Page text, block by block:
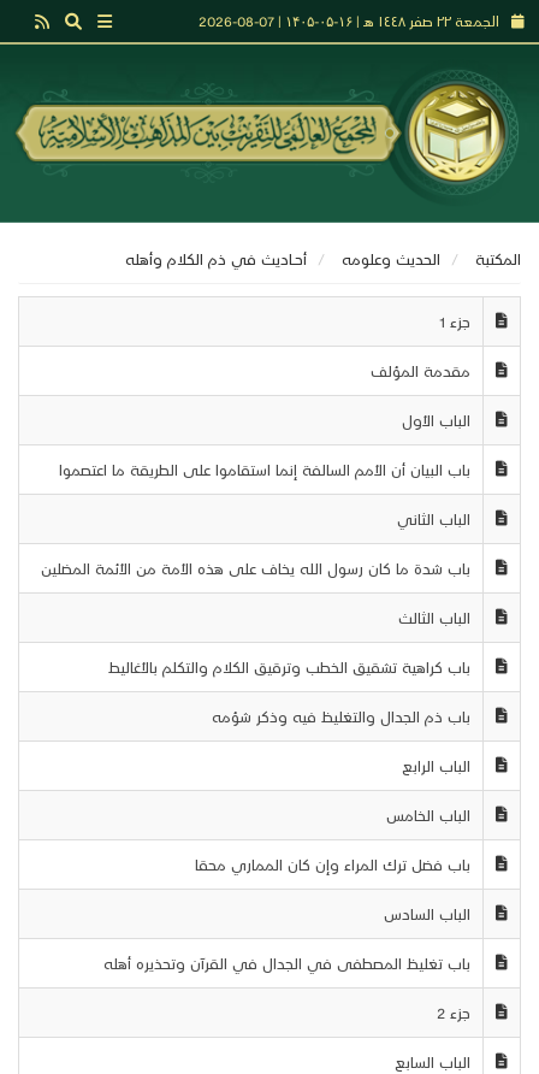
الجمعة ٢٢ صفر ١٤٤٨ هـ | ۱۶-۰۵-۱۴۰۵ | 07-08-2026
المكتبة الحديث وعلومه أحــاديث في ذم الكلام وأهله
جزء 1
مقدمة المؤلف
الباب الأول
باب البيان أن الأمم السالفة إنما استقاموا على الطريقة ما اعتصموا
الباب الثاني
باب شدة ما كان رسول الله يخاف على هذه الأمة من الأئمة المضلين
الباب الثالث
باب كراهية تشقيق الخطب وترقيق الكلام والتكلم بالأغاليط
باب ذم الجدال والتغليظ فيه وذكر شؤمه
الباب الرابع
الباب الخامس
باب فضل ترك المراء وإن كان المماري محقا
الباب السادس
باب تغليظ المصطفى في الجدال في القرآن وتحذيره أهله
جزء 2
الباب السابع